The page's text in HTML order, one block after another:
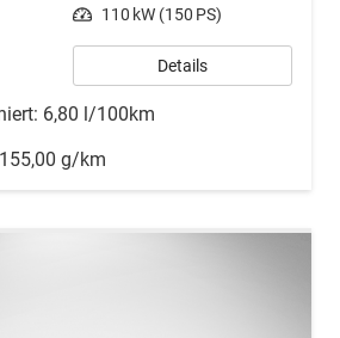
Leistung 110 kW (150 PS)
Details
6,80 l/100km
155,00 g/km